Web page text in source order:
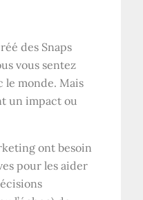
des Snaps
vous sentez
le monde. Mais
un impact ou
ont besoin
pour les aider